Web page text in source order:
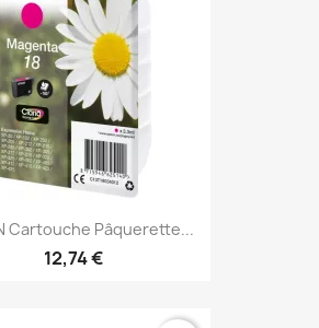
Cartouche Pâquerette...
12,74 €